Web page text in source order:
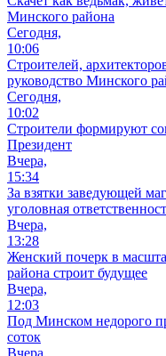
Минского района
Сегодня,
10:06
Cтроителей,
руководство Минского
Сегодня,
10:02
Строители формируют
Президент
Вчера,
15:34
За взятки заведующей
уголовная
Вчера,
13:28
Женский почерк в
района строит будущее
Вчера,
12:03
Под Минском недорого
соток
Вчера,